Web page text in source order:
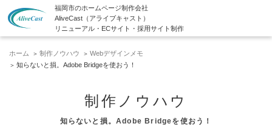
福岡市のホームページ制作会社
AliveCast（アライブキャスト）
リニューアル・ECサイト・採用サイト制作
ホーム 制作ノウハウ
Webデザインメモ
知らないと損。Adobe Bridgeを使おう！
制作ノウハウ
知らないと損。Adobe Bridgeを使おう！